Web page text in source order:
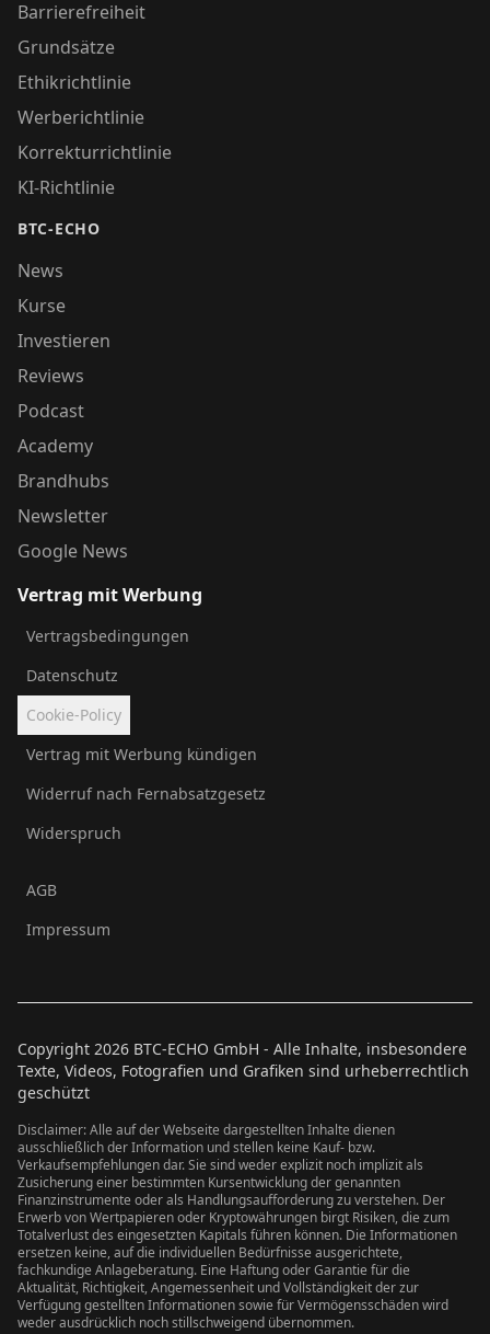
Barrierefreiheit
Grundsätze
Ethikrichtlinie
Werberichtlinie
Korrekturrichtlinie
KI-Richtlinie
BTC-ECHO
News
Kurse
Investieren
Reviews
Podcast
Academy
Brandhubs
Newsletter
Google News
Vertrag mit Werbung
Vertragsbedingungen
Datenschutz
Cookie-Policy
Vertrag mit Werbung kündigen
Widerruf nach Fernabsatzgesetz
Widerspruch
AGB
Impressum
Copyright 2026 BTC-ECHO GmbH - Alle Inhalte, insbesondere
Texte, Videos, Fotografien und Grafiken sind urheberrechtlich
geschützt
Disclaimer: Alle auf der Webseite dargestellten Inhalte dienen
ausschließlich der Information und stellen keine Kauf- bzw.
Verkaufsempfehlungen dar. Sie sind weder explizit noch implizit als
Zusicherung einer bestimmten Kursentwicklung der genannten
Finanzinstrumente oder als Handlungsaufforderung zu verstehen. Der
Erwerb von Wertpapieren oder Kryptowährungen birgt Risiken, die zum
Totalverlust des eingesetzten Kapitals führen können. Die Informationen
ersetzen keine, auf die individuellen Bedürfnisse ausgerichtete,
fachkundige Anlageberatung. Eine Haftung oder Garantie für die
Aktualität, Richtigkeit, Angemessenheit und Vollständigkeit der zur
Verfügung gestellten Informationen sowie für Vermögensschäden wird
weder ausdrücklich noch stillschweigend übernommen.